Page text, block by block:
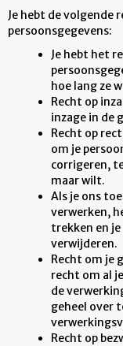
Je hebt de
persoonsgegevens:
Je hebt het
hoe lang ze
Recht op
inzage in de
Recht op
om je
corrigeren,
maar wilt.
Als je ons
verwerken,
trekken en
verwijderen.
Recht om je
recht om al
de
geheel over
Recht op